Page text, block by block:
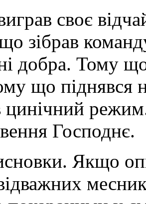
своє
зібрав
добра. Тому
що піднявся
цинічний
Господнє.
Якщо